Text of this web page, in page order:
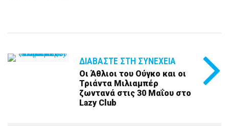
ΔΙΑΒΆΣΤΕ ΣΤΗ ΣΥΝΈΧΕΙΑ
Οι Άθλιοι του Ούγκο και οι
Τριάντα Μιλιαμπέρ
ζωντανά στις 30 Μαΐου στο
Lazy Club